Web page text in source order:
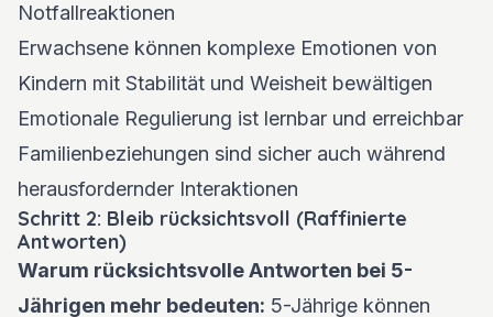
Notfallreaktionen
Erwachsene können komplexe Emotionen von
Kindern mit Stabilität und Weisheit bewältigen
Emotionale Regulierung ist lernbar und erreichbar
Familienbeziehungen sind sicher auch während
herausfordernder Interaktionen
Schritt 2: Bleib rücksichtsvoll (Raffinierte
Antworten)
Warum rücksichtsvolle Antworten bei 5-
Jährigen mehr bedeuten: 5-Jährige können